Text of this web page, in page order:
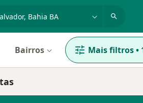
Bairros Mais filtros•